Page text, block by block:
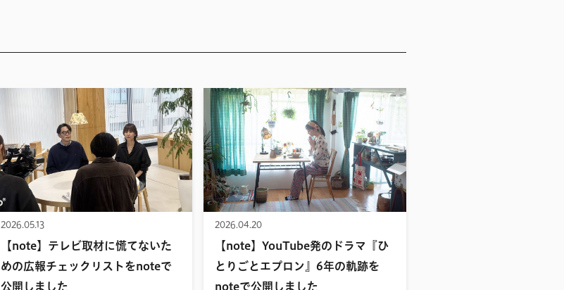
2026.05.13
【note】テレビ取材に慌てないた
めの広報チェックリストをnoteで
公開しました
2026.04.20
【note】YouTube発のドラマ『ひ
とりごとエプロン』6年の軌跡を
noteで公開しました